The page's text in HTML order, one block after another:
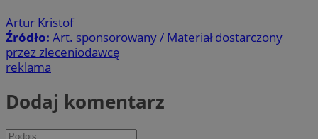
Artur Kristof
Źródło: Art. sponsorowany / Materiał dostarczony
przez zleceniodawcę
reklama
Dodaj komentarz